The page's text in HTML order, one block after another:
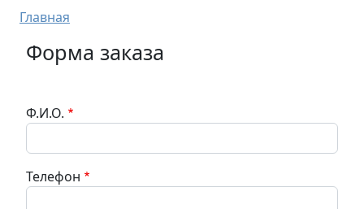
Строка навигации
Главная
Форма заказа
Ф.И.О.
Телефон